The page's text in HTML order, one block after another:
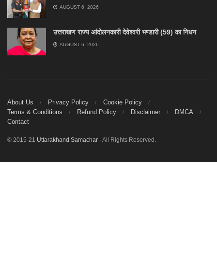
AUGUST 6, 2026
उत्तराखण राज्य आंदोलनकारी देवेश्वरी भण्डारी (59) का निधन
AUGUST 6, 2026
About Us Privacy Policy
Cookie Policy
Terms & Conditions
Refund Policy Disclaimer
DMCA
Contact
© 2015-21 Uttarakhand Samachar - All Rights Reserved.